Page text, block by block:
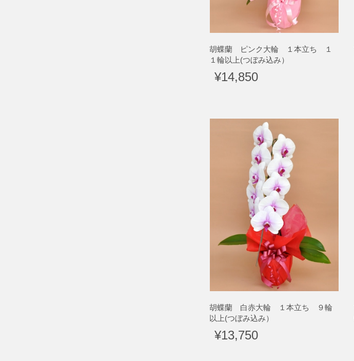
胡蝶蘭 ピンク大輪 １本立ち １
１輪以上(つぼみ込み）
¥14,850
胡蝶蘭 白赤大輪 １本立ち ９輪
以上(つぼみ込み）
¥13,750